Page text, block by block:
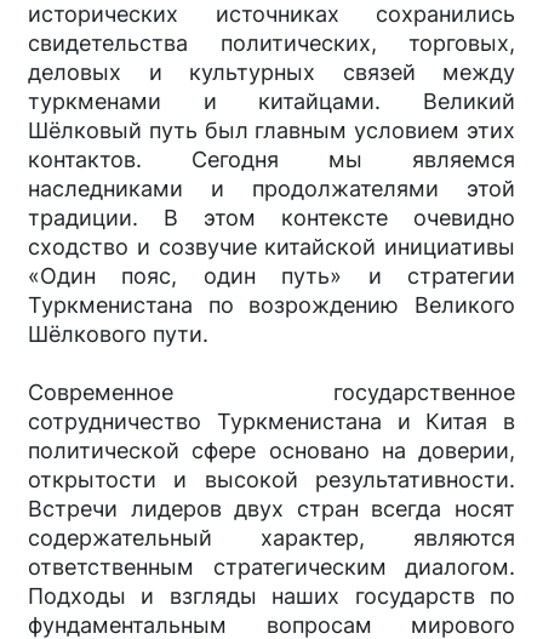
исторических источниках сохранились
свидетельства политических, торговых,
деловых и культурных связей между
туркменами и китайцами. Великий
Шёлковый путь был главным условием этих
контактов. Сегодня мы являемся
наследниками и продолжателями этой
традиции. В этом контексте очевидно
сходство и созвучие китайской инициативы
«Один пояс, один путь» и стратегии
Туркменистана по возрождению Великого
Шёлкового пути.
Современное государственное
сотрудничество Туркменистана и Китая в
политической сфере основано на доверии,
открытости и высокой результативности.
Встречи лидеров двух стран всегда носят
содержательный характер, являются
ответственным стратегическим диалогом.
Подходы и взгляды наших государств по
фундаментальным вопросам мирового